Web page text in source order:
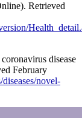
Retrieved
disease
February
novel-